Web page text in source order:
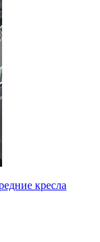
кресла